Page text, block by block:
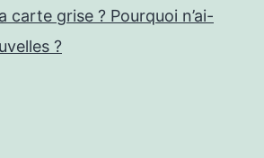
carte grise ? Pourquoi n’ai-
?